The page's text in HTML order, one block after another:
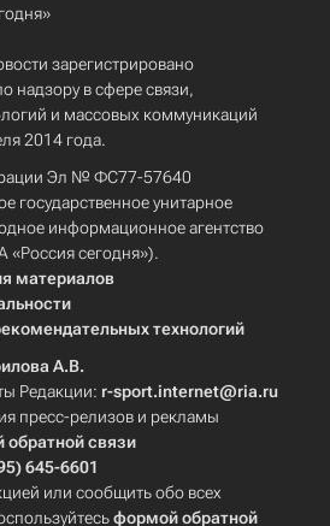
зарегистрировано
надзору в сфере связи,
и массовых коммуникаций
2014 года.
Эл № ФС77-57640
государственное унитарное
информационное агентство
сегодня»).
материалов
технологий
А.В.
Редакции: r-sport.internet@ria.ru
пресс-релизов и рекламы
связи
645-6601
или сообщить обо всех
формой обратной